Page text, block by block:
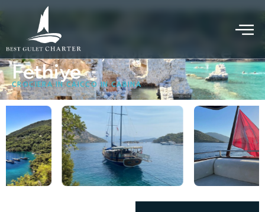
Crociera in caicco
Marmaris, isole Gocek e
Fethiye
CROCIERA IN CAICCO IN CABINA